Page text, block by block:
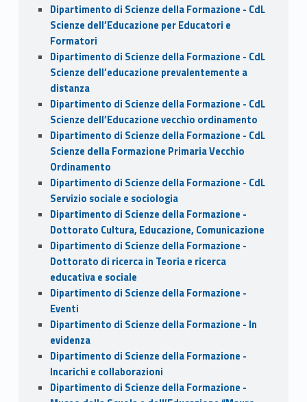
Dipartimento di Scienze della Formazione - CdL
Scienze dell’Educazione per Educatori e
Formatori
Dipartimento di Scienze della Formazione - CdL
Scienze dell’educazione prevalentemente a
distanza
Dipartimento di Scienze della Formazione - CdL
Scienze dell’Educazione vecchio ordinamento
Dipartimento di Scienze della Formazione - CdL
Scienze della Formazione Primaria Vecchio
Ordinamento
Dipartimento di Scienze della Formazione - CdL
Servizio sociale e sociologia
Dipartimento di Scienze della Formazione -
Dottorato Cultura, Educazione, Comunicazione
Dipartimento di Scienze della Formazione -
Dottorato di ricerca in Teoria e ricerca
educativa e sociale
Dipartimento di Scienze della Formazione -
Eventi
Dipartimento di Scienze della Formazione - In
evidenza
Dipartimento di Scienze della Formazione -
Incarichi e collaborazioni
Dipartimento di Scienze della Formazione -